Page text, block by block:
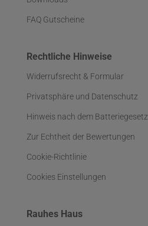
FAQ Gutscheine
Rechtliche Hinweise
Widerrufsrecht & Formular
Privatsphäre und Datenschutz
Hinweis nach dem Batteriegesetz
Zur Echtheit der Bewertungen
Cookie-Richtlinie
Cookies Einstellungen
Rauhes Haus